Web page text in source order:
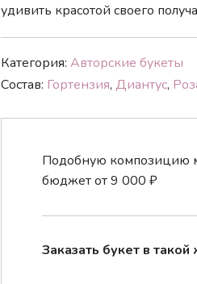
удивить красотой своего
Категория: Авторские букеты
Состав: Гортензия, Диантус,
Подобную композицию
бюджет от9 000 ₽
Заказать букет в такой